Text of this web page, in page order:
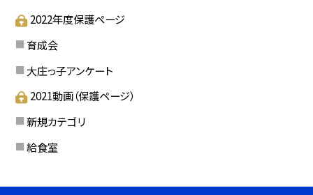
2022年度保護ページ
育成会
大庄っ子アンケート
2021動画（保護ページ）
新規カテゴリ
給食室